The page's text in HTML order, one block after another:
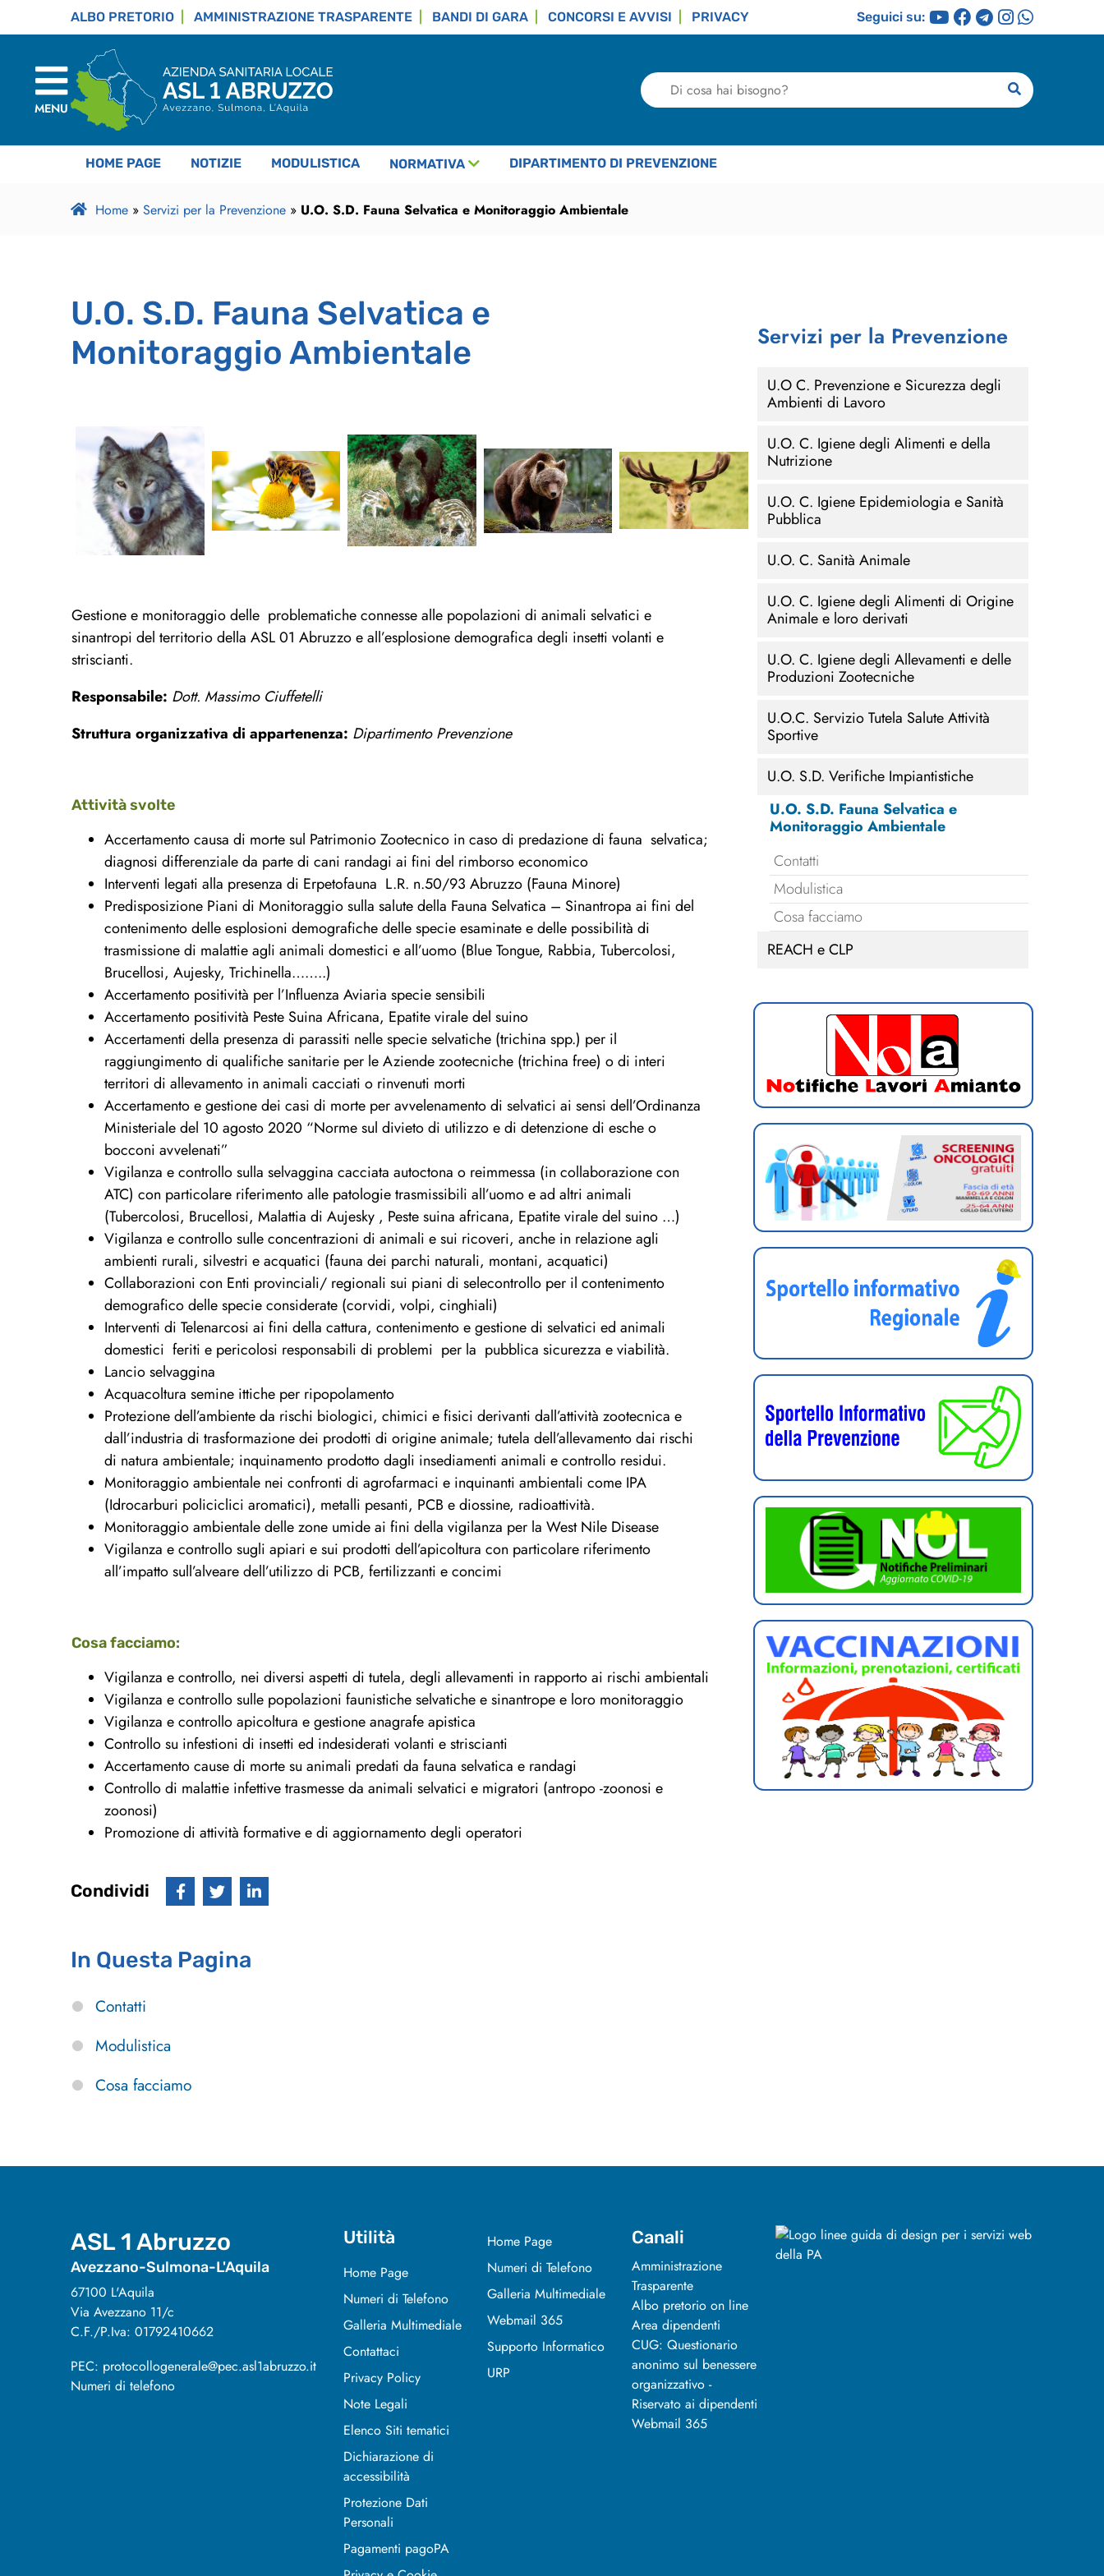
ALBO PRETORIO AMMINISTRAZIONE TRASPARENTE BANDI DI GARA CONCORSI E AVVISI PRIVACY Seguici su:
MENU
Di
cosa
bisogno?
ricerca
HOME PAGE NOTIZIE MODULISTICA NORMATIVA DIPARTIMENTO DI PREVENZIONE
Home» Servizi per la Prevenzione» U.O. S.D. Fauna Selvatica e Monitoraggio Ambientale
U.O. S.D. Fauna Selvatica e
Monitoraggio Ambientale
Gestione e monitoraggio delle problematiche connesse alle popolazioni di animali selvatici e
sinantropi del territorio della ASL 01 Abruzzo e all’esplosione demografica degli insetti volanti e
striscianti.
Responsabile: Dott. Massimo Ciuffetelli
Struttura organizzativa di appartenenza: Dipartimento Prevenzione
Attività svolte
Accertamento causa di morte sul Patrimonio Zootecnico in caso di predazione di fauna selvatica;
diagnosi differenziale da parte di cani randagi ai fini del rimborso economico
Interventi legati alla presenza di Erpetofauna L.R. n.50/93 Abruzzo (Fauna Minore)
Predisposizione Piani di Monitoraggio sulla salute della Fauna Selvatica – Sinantropa ai fini del
contenimento delle esplosioni demografiche delle specie esaminate e delle possibilità di
trasmissione di malattie agli animali domestici e all’uomo (Blue Tongue, Rabbia, Tubercolosi,
Brucellosi, Aujesky, Trichinella……..)
Accertamento positività per l’Influenza Aviaria specie sensibili
Accertamento positività Peste Suina Africana, Epatite virale del suino
Accertamenti della presenza di parassiti nelle specie selvatiche (trichina spp.) per il
raggiungimento di qualifiche sanitarie per le Aziende zootecniche (trichina free) o di interi
territori di allevamento in animali cacciati o rinvenuti morti
Accertamento e gestione dei casi di morte per avvelenamento di selvatici ai sensi dell’Ordinanza
Ministeriale del 10 agosto 2020 “Norme sul divieto di utilizzo e di detenzione di esche o
bocconi avvelenati”
Vigilanza e controllo sulla selvaggina cacciata autoctona o reimmessa (in collaborazione con
ATC) con particolare riferimento alle patologie trasmissibili all’uomo e ad altri animali
(Tubercolosi, Brucellosi, Malattia di Aujesky , Peste suina africana, Epatite virale del suino …)
Vigilanza e controllo sulle concentrazioni di animali e sui ricoveri, anche in relazione agli
ambienti rurali, silvestri e acquatici (fauna dei parchi naturali, montani, acquatici)
Collaborazioni con Enti provinciali/ regionali sui piani di selecontrollo per il contenimento
demografico delle specie considerate (corvidi, volpi, cinghiali)
Interventi di Telenarcosi ai fini della cattura, contenimento e gestione di selvatici ed animali
domestici feriti e pericolosi responsabili di problemi per la pubblica sicurezza e viabilità.
Lancio selvaggina
Acquacoltura semine ittiche per ripopolamento
Protezione dell’ambiente da rischi biologici, chimici e fisici derivanti dall’attività zootecnica e
dall’industria di trasformazione dei prodotti di origine animale; tutela dell’allevamento dai rischi
di natura ambientale; inquinamento prodotto dagli insediamenti animali e controllo residui.
Monitoraggio ambientale nei confronti di agrofarmaci e inquinanti ambientali come IPA
(Idrocarburi policiclici aromatici), metalli pesanti, PCB e diossine, radioattività.
Monitoraggio ambientale delle zone umide ai fini della vigilanza per la West Nile Disease
Vigilanza e controllo sugli apiari e sui prodotti dell’apicoltura con particolare riferimento
all’impatto sull’alveare dell’utilizzo di PCB, fertilizzanti e concimi
Cosa facciamo:
Vigilanza e controllo, nei diversi aspetti di tutela, degli allevamenti in rapporto ai rischi ambientali
Vigilanza e controllo sulle popolazioni faunistiche selvatiche e sinantrope e loro monitoraggio
Vigilanza e controllo apicoltura e gestione anagrafe apistica
Controllo su infestioni di insetti ed indesiderati volanti e striscianti
Accertamento cause di morte su animali predati da fauna selvatica e randagi
Controllo di malattie infettive trasmesse da animali selvatici e migratori (antropo -zoonosi e
zoonosi)
Promozione di attività formative e di aggiornamento degli operatori
Condividi
Servizi per la Prevenzione
U.O C. Prevenzione e Sicurezza degli
Ambienti di Lavoro
U.O. C. Igiene degli Alimenti e della
Nutrizione
U.O. C. Igiene Epidemiologia e Sanità
Pubblica
U.O. C. Sanità Animale
U.O. C. Igiene degli Alimenti di Origine
Animale e loro derivati
U.O. C. Igiene degli Allevamenti e delle
Produzioni Zootecniche
U.O.C. Servizio Tutela Salute Attività
Sportive
U.O. S.D. Verifiche Impiantistiche
U.O. S.D. Fauna Selvatica e
Monitoraggio Ambientale
Contatti
Modulistica
Cosa facciamo
REACH e CLP
In Questa Pagina
Contatti
Modulistica
Cosa facciamo
ASL 1 Abruzzo
Avezzano-Sulmona-L'Aquila
67100 L'Aquila
Via Avezzano 11/c
C.F./P.Iva: 01792410662
PEC: protocollogenerale@pec.asl1abruzzo.it
Numeri di telefono
Utilità
Home Page
Numeri di Telefono
Galleria Multimediale
Contattaci
Privacy Policy
Note Legali
Elenco Siti tematici
Dichiarazione di
accessibilità
Protezione Dati
Personali
Pagamenti pagoPA
Home Page
Numeri di Telefono
Galleria Multimediale
Webmail 365
Supporto Informatico
URP
Canali
Amministrazione
Trasparente
Albo pretorio on line
Area dipendenti
CUG: Questionario
anonimo sul benessere
organizzativo -
Riservato ai dipendenti
Webmail 365